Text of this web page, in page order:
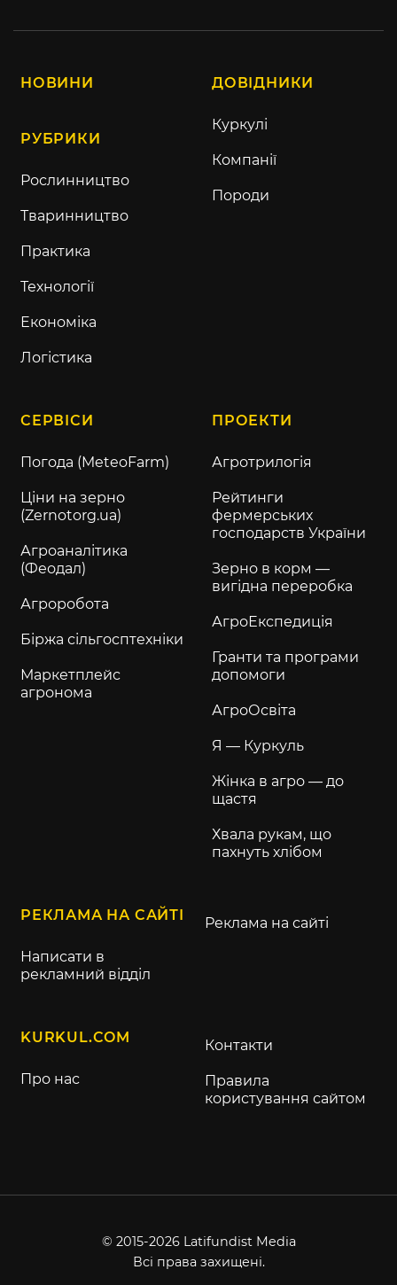
НОВИНИ
РУБРИКИ
Рослинництво
Тваринництво
Практика
Технології
Економіка
Логістика
ДОВІДНИКИ
Куркулі
Компанії
Породи
СЕРВІСИ
Погода (MeteoFarm)
Ціни на зерно
(Zernotorg.ua)
Агроаналітика
(Феодал)
Агроробота
Біржа сільгосптехніки
Маркетплейс
агронома
ПРОЕКТИ
Агротрилогія
Рейтинги
фермерських
господарств України
Зерно в корм —
вигідна переробка
АгроЕкспедиція
Гранти та програми
допомоги
АгроОсвіта
Я — Куркуль
Жінка в агро — до
щастя
Хвала рукам, що
пахнуть хлібом
РЕКЛАМА НА САЙТІ
Написати в
рекламний відділ
Реклама на сайті
KURKUL.COM
Про нас
Контакти
Правила
користування сайтом
© 2015-2026 Latifundist Media
Всі права захищені.